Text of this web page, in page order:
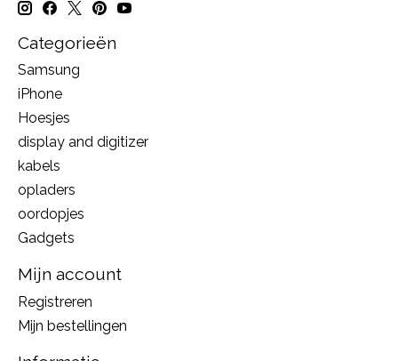
Categorieën
Samsung
iPhone
Hoesjes
display and digitizer
kabels
opladers
oordopjes
Gadgets
Mijn account
Registreren
Mijn bestellingen